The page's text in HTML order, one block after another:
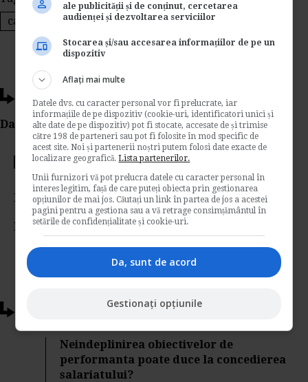
casa de pensii
carte de munca
Ti-a placut acest articol?
Da Like, Printeaza sau trimite pe Email!
Votati articolul
Rating:
Nota:5din2voturi
Articole conexe
Neindeplinirea obiectivelor de
performanta poate duce la concedierea
salariatului?
ale publicității și de conținut, cercetarea
audienței și dezvoltarea serviciilor
Stocarea și/sau accesarea informațiilor de pe un
dispozitiv
Aflați mai multe
Datele dvs. cu caracter personal vor fi prelucrate, iar
informațiile de pe dispozitiv (cookie-uri, identificatori unici și
alte date de pe dispozitiv) pot fi stocate, accesate de și trimise
către 198 de parteneri sau pot fi folosite în mod specific de
acest site. Noi și partenerii noștri putem folosi date exacte de
localizare geografică.Lista partenerilor.
Unii furnizori vă pot prelucra datele cu caracter personal în
interes legitim, față de care puteți obiecta prin gestionarea
opțiunilor de mai jos. Căutați un link în partea de jos a acestei
pagini pentru a gestiona sau a vă retrage consimțământul în
setările de confidențialitate și cookie-uri.
Da, sunt de acord
Gestionați opțiunile